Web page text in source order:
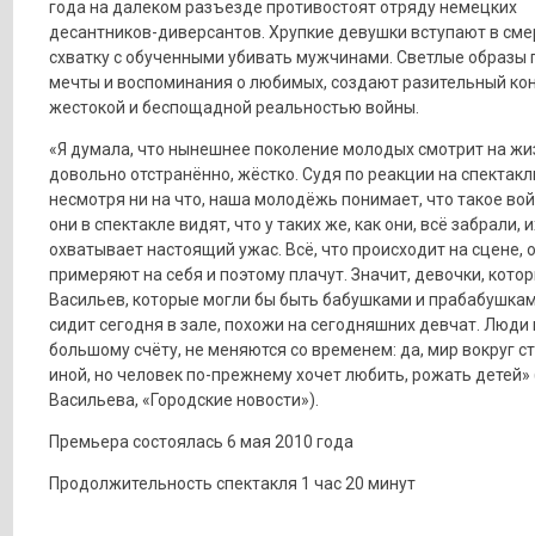
года на далеком разъезде противостоят отряду немецких
десантников-диверсантов. Хрупкие девушки вступают в
схватку с обученными убивать мужчинами. Светлые образы
мечты и воспоминания о любимых, создают разительный
жестокой и беспощадной реальностью войны.
«Я думала, что нынешнее поколение молодых смотрит на
довольно отстранённо, жёстко. Судя по реакции на
несмотря ни на что, наша молодёжь понимает, что такое
они в спектакле видят, что у таких же, как они, всё забрали,
охватывает настоящий ужас. Всё, что происходит на сцене,
примеряют на себя и поэтому плачут. Значит, девочки,
Васильев, которые могли бы быть бабушками и
сидит сегодня в зале, похожи на сегодняшних девчат. Люди
большому счёту, не меняются со временем: да, мир вокруг
иной, но человек по-прежнему хочет любить, рожать
Васильева, «Городские новости»).
Премьера состоялась 6 мая 2010 года
Продолжительность спектакля 1 час 20 минут